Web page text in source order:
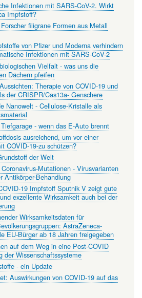
Infektionen mit SARS-CoV-2. Wirkt
Impfstoff?
filigrane Formen aus Metall
von Pfizer und Moderna verhindern
Infektionen mit SARS-CoV-2
Vielfalt - was uns die
Dächern pfeifen
Therapie von COVID-19 und
der CRISPR/Cas13a- Genschere
Nanowelt - Cellulose-Kristalle als
- wenn das E-Auto brennt
ausreichend, um vor einer
COVID-19-zu schützen?
der Welt
Mutationen - Virusvarianten
Antikörper-Behandlung
19 Impfstoff Sputnik V zeigt gute
exzellente Wirksamkeit auch bei der
Wirksamkeitsdaten für
AstraZeneca-
EU-Bürger ab 18 Jahren freigegeben
auf dem Weg in eine Post-COVID
der Wissenschaftssysteme
- ein Update
Auswirkungen von COVID-19 auf das